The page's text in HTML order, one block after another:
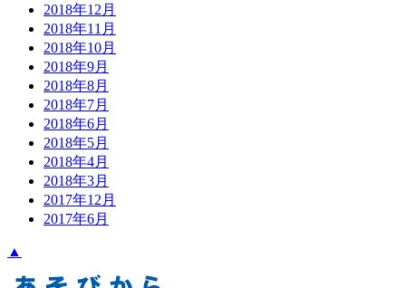
2018年12月
2018年11月
2018年10月
2018年9月
2018年8月
2018年7月
2018年6月
2018年5月
2018年4月
2018年3月
2017年12月
2017年6月
▲